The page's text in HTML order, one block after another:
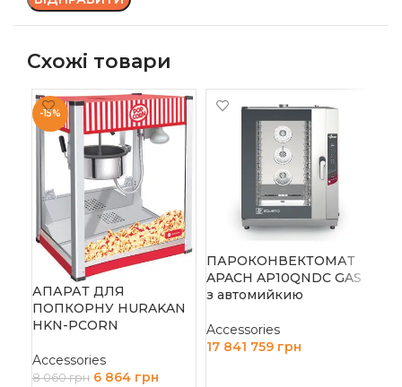
Схожі товари
-15%
АПАРАТ ДЛЯ
ПОПКОРНУ HURAKAN
HKN-PCORN
Accessories
8 060грн 6 864 грн
ПАРОКОНВЕКТОМАТ
APACH AP10QNDC GAS
з автомийкию
Accessories
17 841 759 грн